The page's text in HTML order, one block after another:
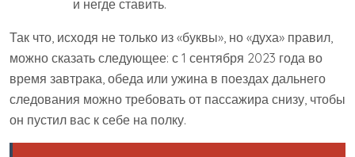
и негде ставить.
Так что, исходя не только из «буквы», но «духа» правил,
можно сказать следующее: с 1 сентября 2023 года во
время завтрака, обеда или ужина в поездах дальнего
следования можно требовать от пассажира снизу, чтобы
он пустил вас к себе на полку.